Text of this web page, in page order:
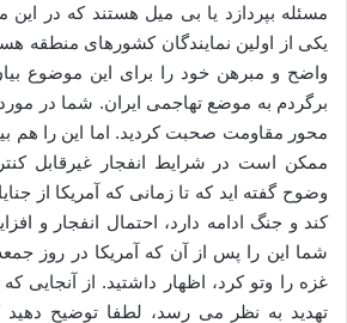
مسئله بپردازد یا بی میل هستند که در
یکی از اولین نمایندگان کشورهای منطقه
واضح و مبرهن خود را برای این موضوع
برگردم به موضع تهاجمی ایران. شما در
محور مقاومت صحبت کردید. اما این را هم
ممکن است در شرایط انفجار غیرقابل
وضوح گفته اید که تا زمانی که آمریکا از
کند و جنگ ادامه دارد، احتمال انفجار و
شما این را پس از آن که آمریکا در روز
غزه را وتو کرد، اظهار داشتید. از
تهدید به نظر می رسد، لطفا توضیح دهید